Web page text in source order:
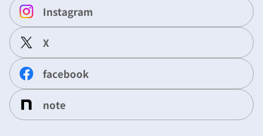
Instagram
X
facebook
note